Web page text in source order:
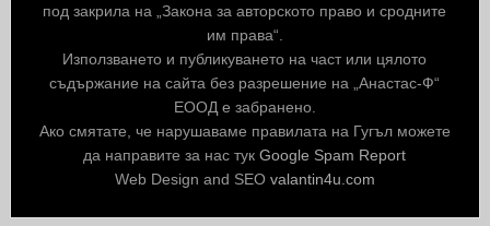
под закрила на „Закона за авторското право и сродните
им права“.
Използването и публикуването на част или цялото
съдържание на сайта без разрешение на „Анастас-Ф“
ЕООД е забранено.
Ако смятате, че нарушаваме правилата на Гугъл можете
да направите за нас тукGoogle Spam Report
Web Design and SEO valantin4u.com